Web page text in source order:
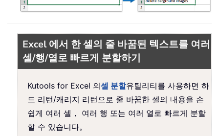
Excel 에서 한 셀의 줄 바꿈된 텍스트를 여러
셀/행/열로 빠르게 분할하기
Kutools for Excel 의셀 분할유틸리티를 사용하면 하
드 리턴/캐리지 리턴으로 줄 바꿈한 셀의 내용을 손
쉽게 여러 셀， 여러 행 또는 여러 열로 빠르게 분할
할 수 있습니다。